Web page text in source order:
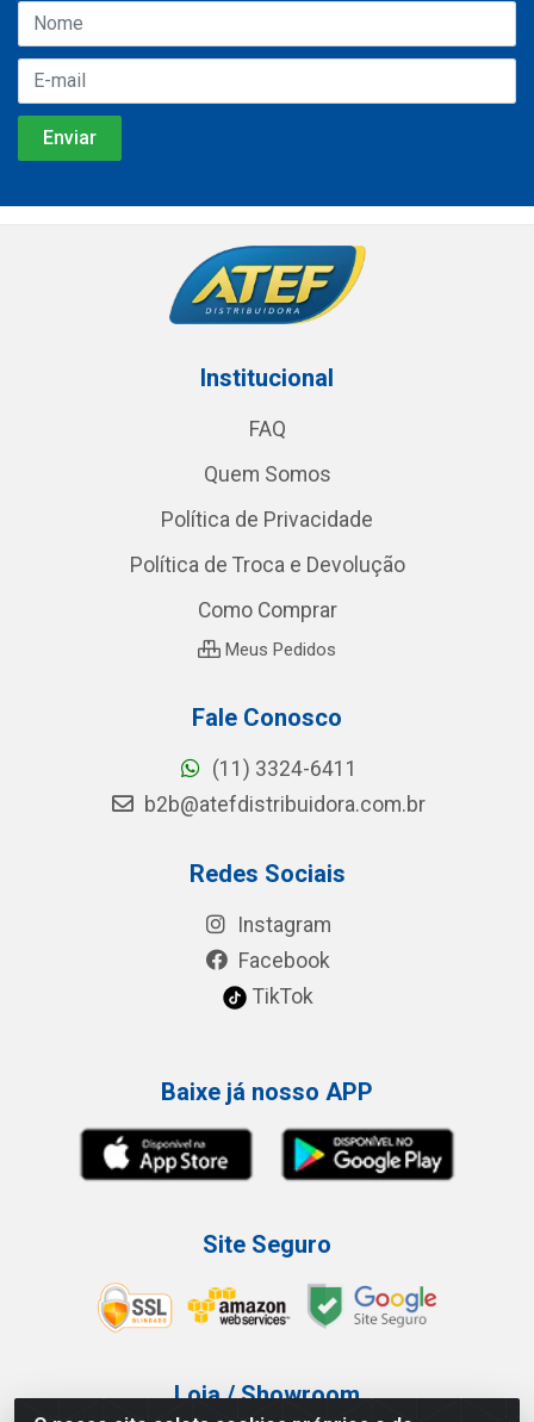
Institucional
FAQ
Quem Somos
Política de Privacidade
Política de Troca e Devolução
Como Comprar
Meus Pedidos
Fale Conosco
(11) 3324-6411
b2b@atefdistribuidora.com.br
Redes Sociais
Instagram
Facebook
TikTok
Baixe já nosso APP
Site Seguro
Loja / Showroom